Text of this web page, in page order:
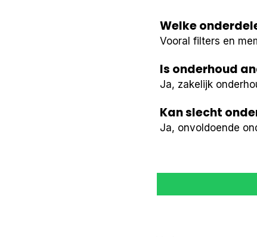
Welke
Vooral filters en
Is onderhoud
Ja, zakelijk
Kan slecht
Ja, onvoldoende